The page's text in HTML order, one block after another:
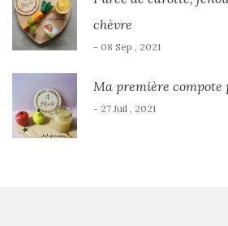
chèvre
- 08 Sep , 2021
Ma première compote
- 27 Juil , 2021